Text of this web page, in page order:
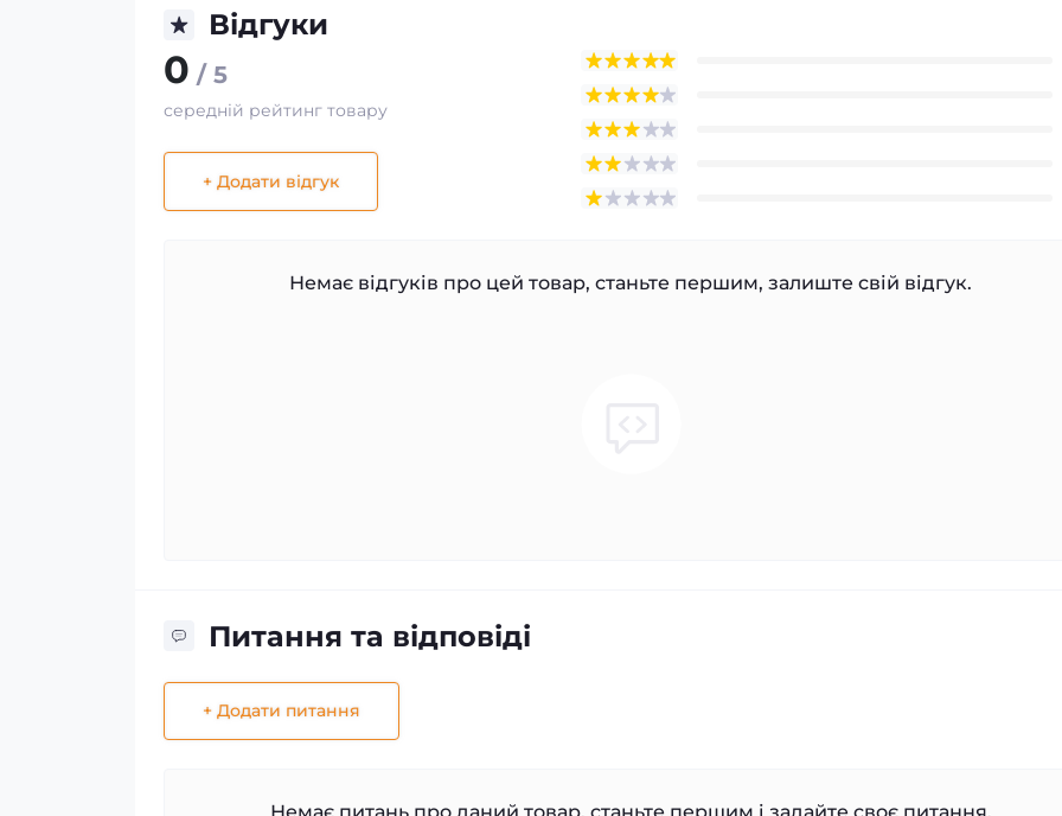
Відгуки
0 / 5
середній рейтинг товару
+ Додати відгук
Немає відгуків про цей товар, станьте першим, залиште свій відгук.
Питання та відповіді
+ Додати питання